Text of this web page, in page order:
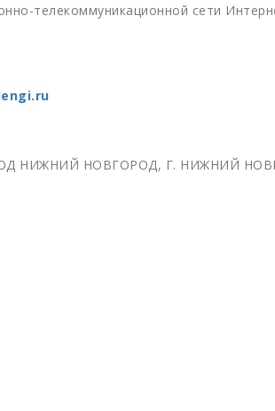
телекоммуникационной сети
НИЖНИЙ НОВГОРОД, Г. НИЖНИЙ